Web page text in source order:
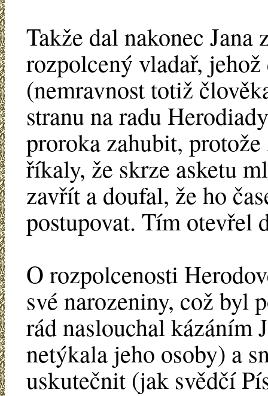
Takže dal nakonec
rozpolcený vladař,
(nemravnost totiž
stranu na radu
proroka zahubit,
říkaly, že skrze asketu
zavřít a doufal, že ho
postupovat. Tím otevřel
O rozpolcenosti
své narozeniny, což byl
rád naslouchal kázáním
netýkala jeho osoby) a
uskutečnit (jak svědčí